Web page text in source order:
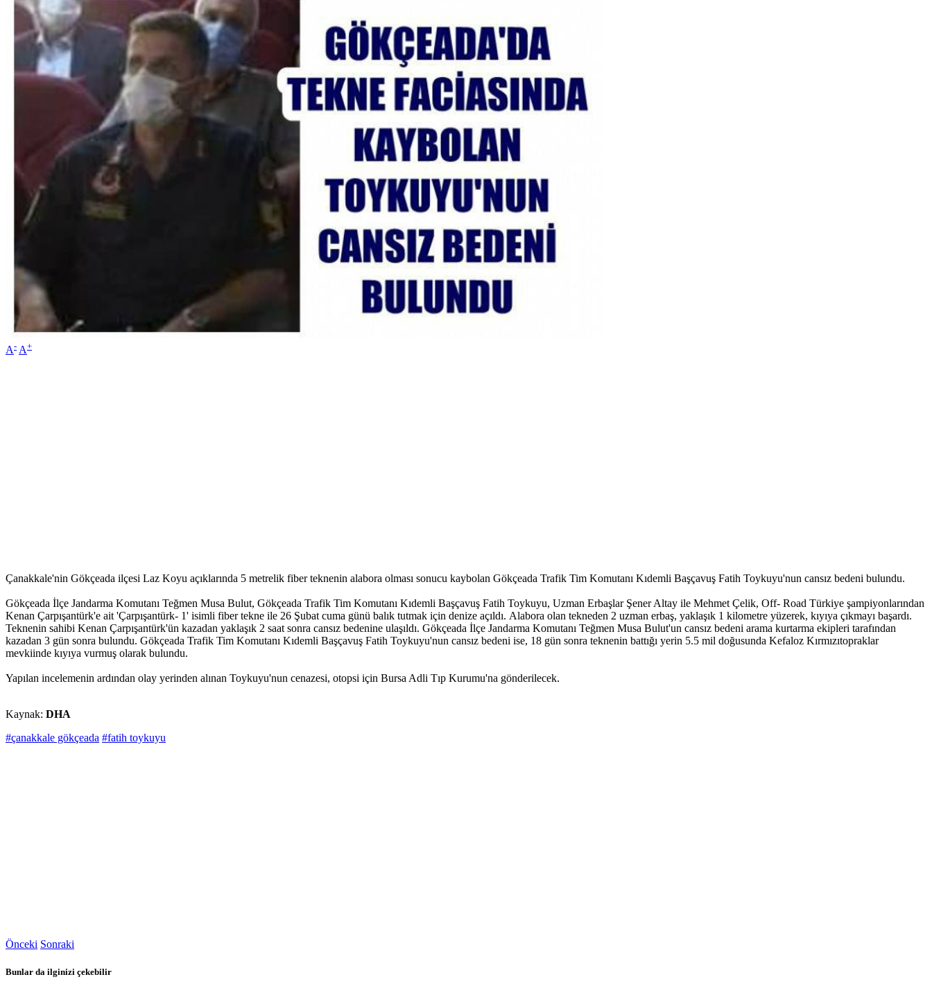
A- A+
Çanakkale'nin Gökçeada ilçesi Laz Koyu açıklarında 5 metrelik fiber teknenin alabora olması sonucu kaybolan Gökçeada Trafik Tim Komutanı Kıdemli Başçavuş Fatih Toykuyu'nun cansız bedeni bulundu.
Gökçeada İlçe Jandarma Komutanı Teğmen Musa Bulut, Gökçeada Trafik Tim Komutanı Kıdemli Başçavuş Fatih Toykuyu, Uzman Erbaşlar Şener Altay ile Mehmet Çelik, Off- Road Türkiye şampiyonlarından
Kenan Çarpışantürk'e ait 'Çarpışantürk- 1' isimli fiber tekne ile 26 Şubat cuma günü balık tutmak için denize açıldı. Alabora olan tekneden 2 uzman erbaş, yaklaşık 1 kilometre yüzerek, kıyıya çıkmayı başardı.
Teknenin sahibi Kenan Çarpışantürk'ün kazadan yaklaşık 2 saat sonra cansız bedenine ulaşıldı. Gökçeada İlçe Jandarma Komutanı Teğmen Musa Bulut'un cansız bedeni arama kurtarma ekipleri tarafından
kazadan 3 gün sonra bulundu. Gökçeada Trafik Tim Komutanı Kıdemli Başçavuş Fatih Toykuyu'nun cansız bedeni ise, 18 gün sonra teknenin battığı yerin 5.5 mil doğusunda Kefaloz Kırmızıtopraklar
mevkiinde kıyıya vurmuş olarak bulundu.
Yapılan incelemenin ardından olay yerinden alınan Toykuyu'nun cenazesi, otopsi için Bursa Adli Tıp Kurumu'na gönderilecek.
Kaynak: DHA
#çanakkale gökçeada #fatih toykuyu
Önceki Sonraki
Bunlar da ilginizi çekebilir